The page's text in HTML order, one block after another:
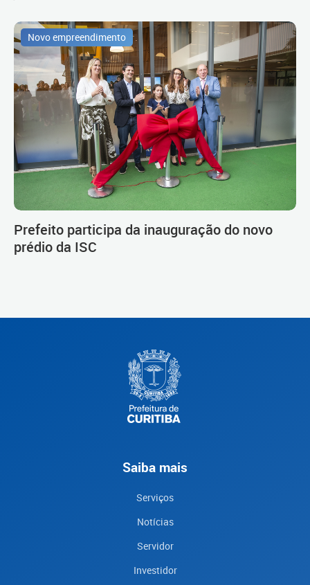
Novo empreendimento
Prefeito participa da inauguração do novo
prédio da ISC
Saiba mais
Serviços
Notícias
Servidor
Investidor